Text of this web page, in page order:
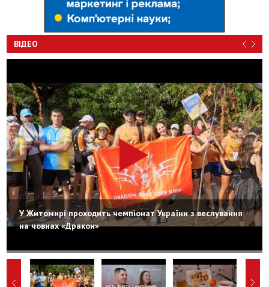
ВІДЕО
У Житомирі проходить чемпіонат України з веслування
на човнах «Дракон»